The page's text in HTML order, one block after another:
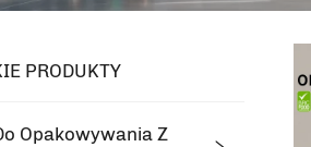
PRODUKTY
Opakowywania Z